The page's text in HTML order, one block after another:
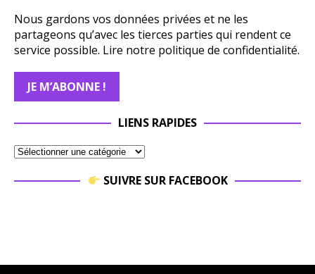
Nous gardons vos données privées et ne les
partageons qu’avec les tierces parties qui rendent ce
service possible. Lire notre politique de confidentialité.
LIENS RAPIDES
SUIVRE SUR FACEBOOK